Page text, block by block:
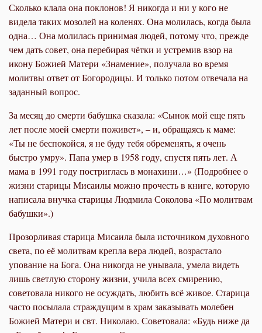
Сколько клала она поклонов! Я никогда и ни у кого не
видела таких мозолей на коленях. Она молилась, когда была
одна… Она молилась принимая людей, потому что, прежде
чем дать совет, она перебирая чётки и устремив взор на
икону Божией Матери «Знамение», получала во время
молитвы ответ от Богородицы. И только потом отвечала на
заданный вопрос.
За месяц до смерти бабушка сказала: «Сынок мой еще пять
лет после моей смерти поживет», – и, обращаясь к маме:
«Ты не беспокойся, я не буду тебя обременять, я очень
быстро умру». Папа умер в 1958 году, спустя пять лет. А
мама в 1991 году постриглась в монахини…» (Подробнее о
жизни старицы Мисаилы можно прочесть в книге, которую
написала внучка старицы Людмила Соколова «По молитвам
бабушки».)
Прозорливая старица Мисаила была источником духовного
света, по её молитвам крепла вера людей, возрастало
упование на Бога. Она никогда не унывала, умела видеть
лишь светлую сторону жизни, учила всех смирению,
советовала никого не осуждать, любить всё живое. Старица
часто посылала страждущим в храм заказывать молебен
Божией Матери и свт. Николаю. Советовала: «Будь ниже да